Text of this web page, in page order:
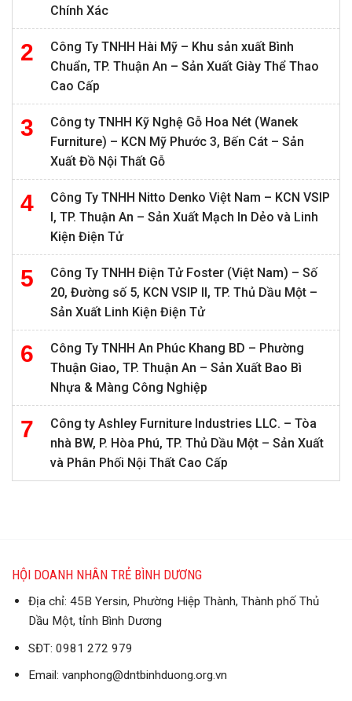
Chính Xác
Công Ty TNHH Hài Mỹ – Khu sản xuất Bình
Chuẩn, TP. Thuận An – Sản Xuất Giày Thể Thao
Cao Cấp
Công ty TNHH Kỹ Nghệ Gỗ Hoa Nét (Wanek
Furniture) – KCN Mỹ Phước 3, Bến Cát – Sản
Xuất Đồ Nội Thất Gỗ
Công Ty TNHH Nitto Denko Việt Nam – KCN VSIP
I, TP. Thuận An – Sản Xuất Mạch In Dẻo và Linh
Kiện Điện Tử
Công Ty TNHH Điện Tử Foster (Việt Nam) – Số
20, Đường số 5, KCN VSIP II, TP. Thủ Dầu Một –
Sản Xuất Linh Kiện Điện Tử
Công Ty TNHH An Phúc Khang BD – Phường
Thuận Giao, TP. Thuận An – Sản Xuất Bao Bì
Nhựa & Màng Công Nghiệp
Công ty Ashley Furniture Industries LLC. – Tòa
nhà BW, P. Hòa Phú, TP. Thủ Dầu Một – Sản Xuất
và Phân Phối Nội Thất Cao Cấp
HỘI DOANH NHÂN TRẺ BÌNH DƯƠNG
Địa chỉ: 45B Yersin, Phường Hiệp Thành, Thành phố Thủ
Dầu Một, tỉnh Bình Dương
SĐT: 0981 272 979
Email: vanphong@dntbinhduong.org.vn